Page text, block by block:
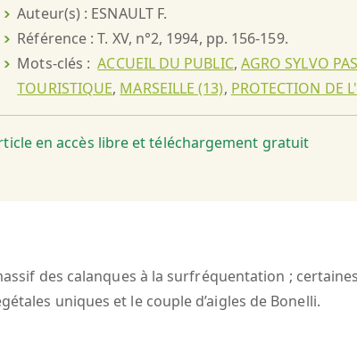
Auteur(s) : ESNAULT F.
Référence : T. XV, n°2, 1994, pp. 156-159.
Mots-clés :ACCUEIL DU PUBLIC, AGRO SYLVO
TOURISTIQUE, MARSEILLE (13), PROTECTION DE
en accès libre et téléchargement gratuit
des calanques à la surfréquentation ;
uniques et le couple d’aigles de Bonelli.